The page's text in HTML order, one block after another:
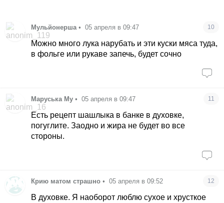
Мульйонерша • 05 апреля в 09:47 10
Можно много лука нарубать и эти куски мяса туда,
в фольге или рукаве запечь, будет сочно
Маруська Му • 05 апреля в 09:47 11
Есть рецепт шашлыка в банке в духовке,
погуглите. Заодно и жира не будет во все
стороны.
Крию матом страшно • 05 апреля в 09:52 12
В духовке. Я наоборот люблю сухое и хрусткое